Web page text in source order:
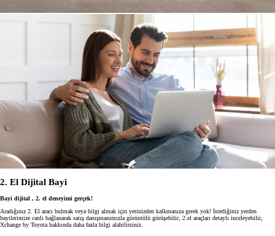
2. El Dijital Bayi
Bayi dijital , 2. el deneyimi gerçek!
Aradığınız 2. El aracı bulmak veya bilgi almak için yerinizden kalkmanıza gerek yok! İstediğiniz yerden
bayilerimize canlı bağlanarak satış danışmanımızla görüntülü görüşebilir, 2.el araçları detaylı inceleyebilir,
Xchange by Toyota hakkında daha fazla bilgi alabilirsiniz.